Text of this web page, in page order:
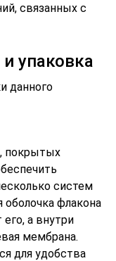
связанных с
упаковка
данного
покрытых
систем
флакона
а внутри
мембрана.
для удобства